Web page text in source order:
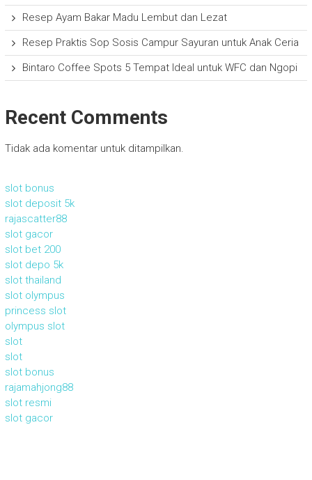
Resep Ayam Bakar Madu Lembut dan Lezat
Resep Praktis Sop Sosis Campur Sayuran untuk Anak Ceria
Bintaro Coffee Spots 5 Tempat Ideal untuk WFC dan Ngopi
Recent Comments
Tidak ada komentar untuk ditampilkan.
slot bonus
slot deposit 5k
rajascatter88
slot gacor
slot bet 200
slot depo 5k
slot thailand
slot olympus
princess slot
olympus slot
slot
slot
slot bonus
rajamahjong88
slot resmi
slot gacor